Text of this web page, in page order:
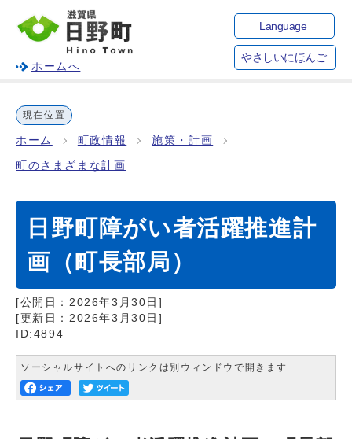
ホームへ
Language
やさしいにほんご
現在位置
ホーム 町政情報 施策・計画
町のさまざまな計画
日野町障がい者活躍推進計
画（町長部局）
[公開日： 2026年3月30日 ]
[更新日： 2026年3月30日 ]
ID:4894
ソーシャルサイトへのリンクは別ウィンドウで開きます